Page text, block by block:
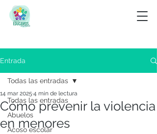
Entrada
Todas las entradas
Abuelos
Acoso escolar
Todas las entradas
Cómo prevenir la violencia
en menores
14 mar 2025 4 min de lectura